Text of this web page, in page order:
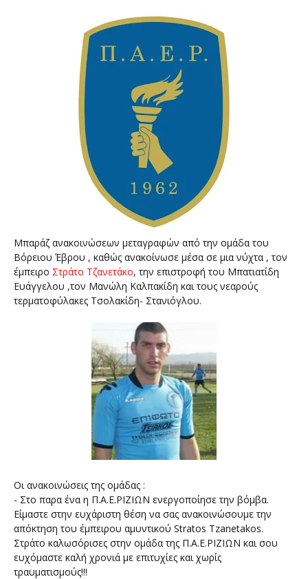
Μπαράζ ανακοινώσεων μεταγραφών από την ομάδα του
Βόρειου Έβρου , καθώς ανακοίνωσε μέσα σε μια νύχτα , τον
έμπειρο Στράτο Τζανετάκο, την επιστροφή του Μπατιατίδη
Ευάγγελου ,τον Μανώλη Καλπακίδη και τους νεαρούς
τερματοφύλακες Τσολακίδη- Στανιόγλου.
Οι ανακοινώσεις της ομάδας :
- Στο παρα ένα η Π.Α.Ε.ΡΙΖΙΩΝ ενεργοποίησε την βόμβα.
Είμαστε στην ευχάριστη θέση να σας ανακοινώσουμε την
απόκτηση του έμπειρου αμυντικού Stratos Tzanetakos.
Στράτο καλωσόρισες στην ομάδα της Π.Α.Ε.ΡΙΖΙΩΝ και σου
ευχόμαστε καλή χρονιά με επιτυχίες και χωρίς
τραυματισμούς!!!